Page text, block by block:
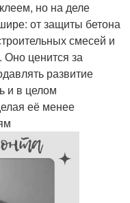
но на деле
от защиты бетона
смесей и
Оно ценится за
развитие
и в целом
её менее